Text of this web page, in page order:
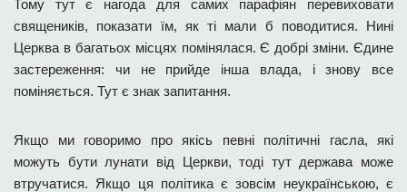
Тому тут є нагода для самих парафіян перевиховати
священиків, показати їм, як ті мали б поводитися. Нині
Церква в багатьох місцях помінялася. Є добрі зміни. Єдине
застереження: чи не прийде інша влада, і знову все
поміняється. Тут є знак запитання.
Якщо ми говоримо про якісь певні політичні гасла, які
можуть бути лунати від Церкви, тоді тут держава може
втручатися. Якщо ця політика є зовсім неукраїнською, є